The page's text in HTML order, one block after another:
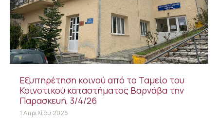
Εξυπηρέτηση κοινού από το Ταμείο του
Κοινοτικού καταστήματος Βαρνάβα την
Παρασκευή, 3/4/26
1 Απριλίου 2026